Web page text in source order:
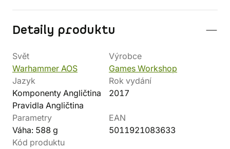
Detaily produktu
Svět
Warhammer AOS
Výrobce
Games Workshop
Jazyk
Komponenty Angličtina
Pravidla Angličtina
Rok vydání
2017
Parametry
Váha: 588 g
EAN
5011921083633
Kód produktu